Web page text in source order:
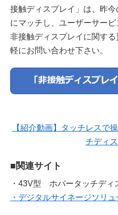
接触ディスプレイ」は、昨今
にマッチし、ユーザーサービ
非接触ディスプレイに関す
軽にお問い合わせ下さい。
【紹介動画】タッチレスで
チディ
■関連サイト
・43V型 ホバータッチデ
・デジタルサイネージソリ